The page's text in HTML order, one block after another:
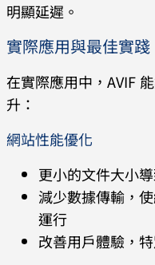
明顯延遲。
實際應用與最佳實踐
在實際應用中，AVIF
升：
網站性能優化
更小的文件大小
減少數據傳輸，
運行
改善用戶體驗，